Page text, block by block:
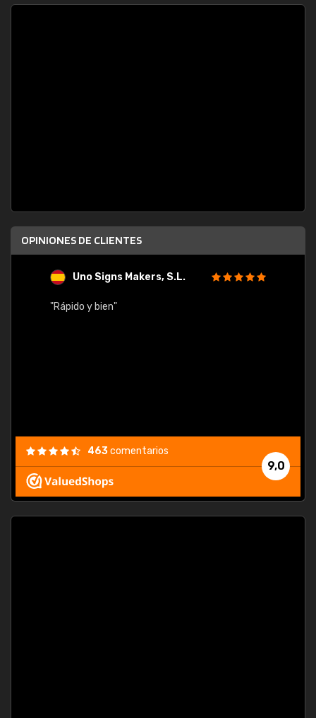
OPINIONES DE CLIENTES
Uno Signs Makers, S.L.
"Rápido y bien"
9,0
463comentarios